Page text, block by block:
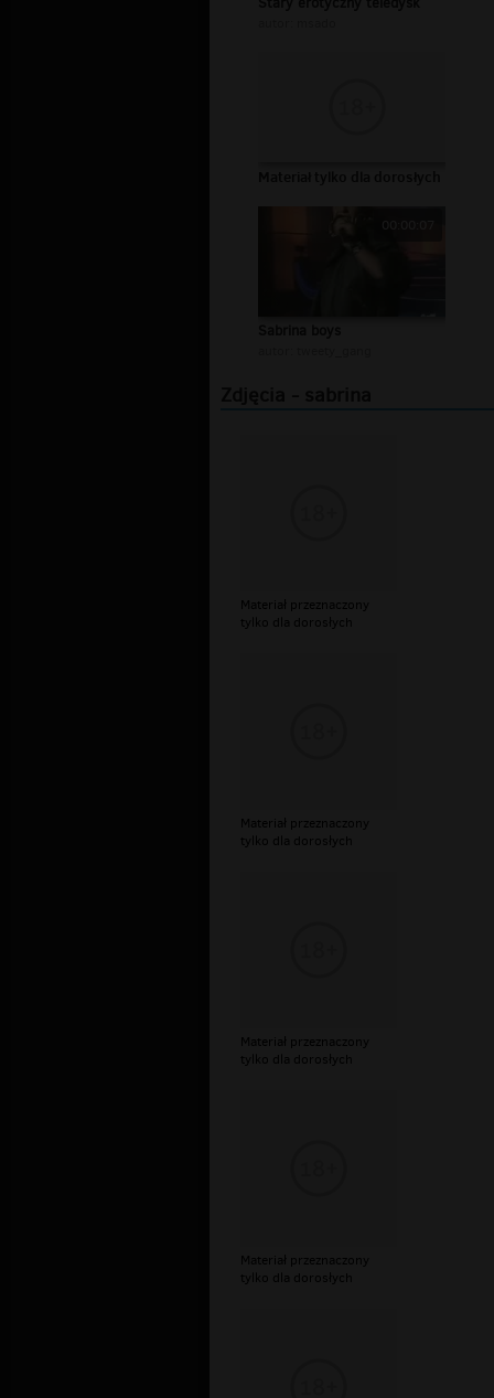
Materiał przeznaczony
tylko dla dorosłych
Materiał przeznaczony
tylko dla dorosłych
Materiał przeznaczony
tylko dla dorosłych
Materiał przeznaczony
tylko dla dorosłych